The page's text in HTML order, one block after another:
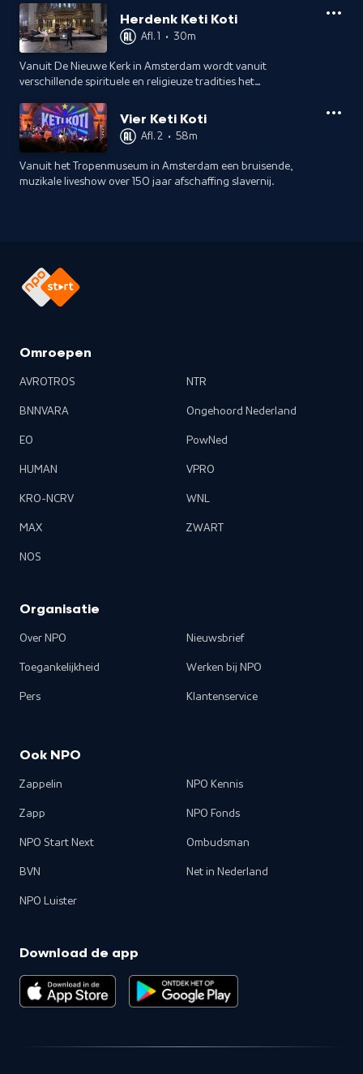
Herdenk Keti Koti
Afl. 1 • 30m
Vanuit De Nieuwe Kerk in Amsterdam wordt vanuit
verschillende spirituele en religieuze tradities het
persoonlijke verhalen en tradities.
Vier Keti Koti
Afl. 2 • 58m
Vanuit het Tropenmuseum in Amsterdam een bruisende,
muzikale liveshow over 150 jaar afschaffing slavernij.
Omroepen
AVROTROS
BNNVARA
EO
HUMAN
KRO-NCRV
MAX
NOS
NTR
Ongehoord Nederland
PowNed
VPRO
WNL
ZWART
Organisatie
Over NPO
Toegankelijkheid
Pers
Nieuwsbrief
Werken bij NPO
Klantenservice
Ook NPO
Zappelin
Zapp
NPO Start Next
BVN
NPO Luister
NPO Kennis
NPO Fonds
Ombudsman
Net in Nederland
Download de app